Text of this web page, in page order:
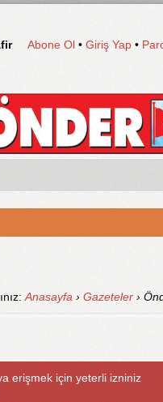
Abone Ol •Giriş Yap •
Anasayfa › Gazeteler›
erişmek için yeterli izniniz